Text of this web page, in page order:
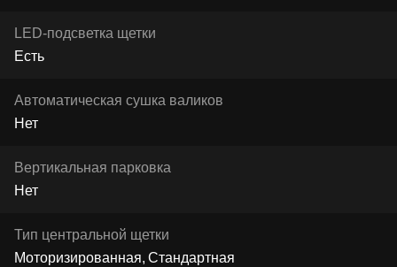
LED-подсветка щетки
Есть
Автоматическая сушка валиков
Нет
Вертикальная парковка
Нет
Тип центральной щетки
Моторизированная Стандартная